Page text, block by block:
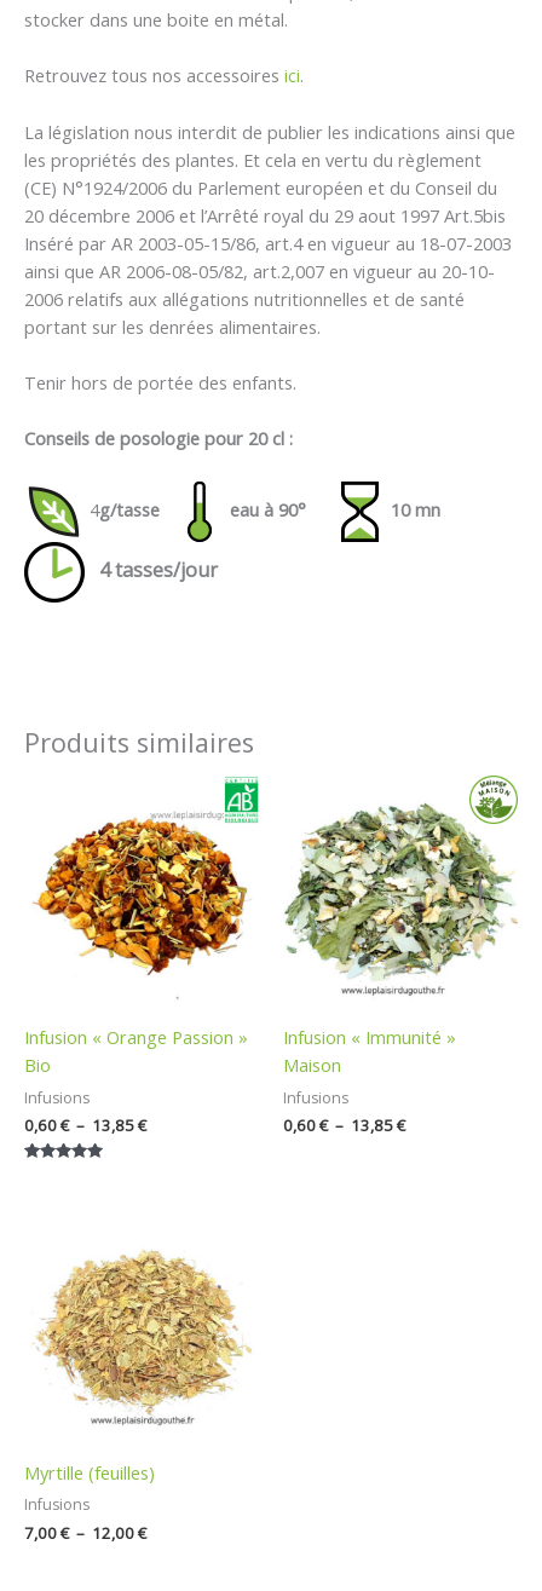
stocker dans une boite en métal.
Retrouvez tous nos accessoires ici.
La législation nous interdit de publier les indications ainsi que
les propriétés des plantes. Et cela en vertu du règlement
(CE) N°1924/2006 du Parlement européen et du Conseil du
20 décembre 2006 et l’Arrêté royal du 29 aout 1997 Art.5bis
Inséré par AR 2003-05-15/86, art.4 en vigueur au 18-07-2003
ainsi que AR 2006-08-05/82, art.2,007 en vigueur au 20-10-
2006 relatifs aux allégations nutritionnelles et de santé
portant sur les denrées alimentaires.
Tenir hors de portée des enfants.
Conseils de posologie pour 20 cl :
4g/tasse eau à 90° 10 mn
4 tasses/jour
Produits similaires
Infusion « Orange Passion »
Bio
Infusions
0,60€ – 13,85€
prix :
0,60 €
à
13,85 €
Infusion « Immunité »
Maison
Infusions
0,60€ – 13,85€
de
prix :
0,60 €
à
13,85 €
Myrtille (feuilles)
Infusions
7,00€ – 12,00€
prix :
7,00 €
à
12,00 €